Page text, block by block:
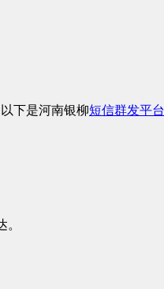
下是河南银柳短信群发平台